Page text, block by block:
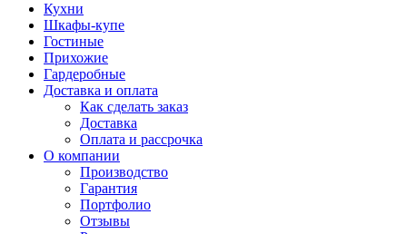
Кухни
Шкафы-купе
Гостиные
Прихожие
Гардеробные
Доставка и оплата
Как сделать заказ
Доставка
Оплата и рассрочка
О компании
Производство
Гарантия
Портфолио
Отзывы